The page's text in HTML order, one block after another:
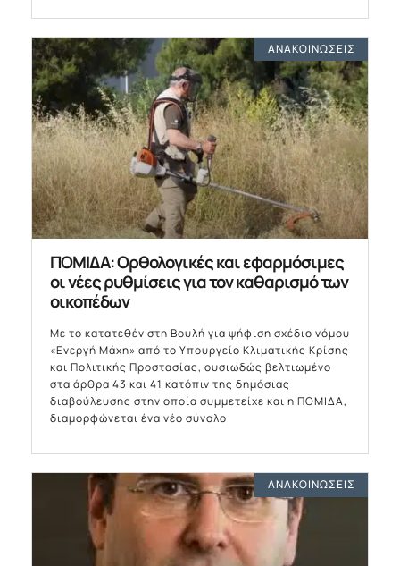
ΑΝΑΚΟΙΝΏΣΕΙΣ
ΠΟΜΙΔΑ: Ορθολογικές και εφαρμόσιμες
οι νέες ρυθμίσεις για τον καθαρισμό των
οικοπέδων
Με το κατατεθέν στη Βουλή για ψήφιση σχέδιο νόμου
«Ενεργή Μάχη» από το Υπουργείο Κλιματικής Κρίσης
και Πολιτικής Προστασίας, ουσιωδώς βελτιωμένο
στα άρθρα 43 και 41 κατόπιν της δημόσιας
διαβούλευσης στην οποία συμμετείχε και η ΠΟΜΙΔΑ,
διαμορφώνεται ένα νέο σύνολο
ΑΝΑΚΟΙΝΏΣΕΙΣ